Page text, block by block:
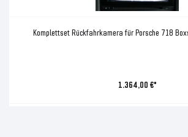
Komplettset Rückfahrkamera für Porsche 718
1.364,00 €*